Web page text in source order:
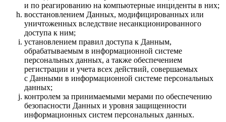
и по реагированию на компьютерные инциденты в них;
восстановлением Данных, модифицированных или
уничтоженных вследствие несанкционированного
доступа к ним;
установлением правил доступа к Данным,
обрабатываемым в информационной системе
персональных данных, а также обеспечением
регистрации и учета всех действий, совершаемых
с Данными в информационной системе персональных
данных;
контролем за принимаемыми мерами по обеспечению
безопасности Данных и уровня защищенности
информационных систем персональных данных.